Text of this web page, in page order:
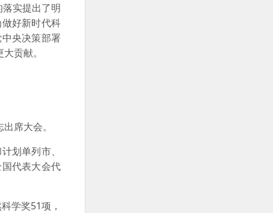
实提出了明
好新时代科
央决策部署
贡献。
席大会。
划单列市、
代表大会代
学奖51项，